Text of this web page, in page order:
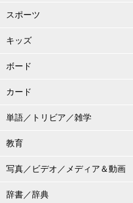
スポーツ
キッズ
ボード
カード
単語／トリビア／雑学
教育
写真／ビデオ／メディア＆動画
辞書／辞典